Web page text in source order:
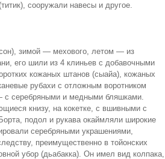
сооружали навесы и другое.
зимой — мехового, летом — из
его шили из 4 клиньев с добавочными
кожаных штанов (сыайа), кожаных
рубахи с отложным воротником
серебряными и медными бляшками.
книзу, на кокетке, с вшивными с
подол и рукава окаймляли широкие
серебряными украшениями,
преимущественно в тойонских
убор (дьабакка). Он имел вид колпака,